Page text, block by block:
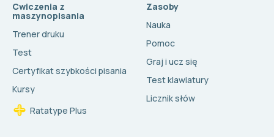
Cwiczenia z
maszynopisania
Trener druku
Test
Certyfikat szybkości pisania
Kursy
Ratatype Plus
Zasoby
Nauka
Pomoc
Graj i ucz się
Test klawiatury
Licznik słów